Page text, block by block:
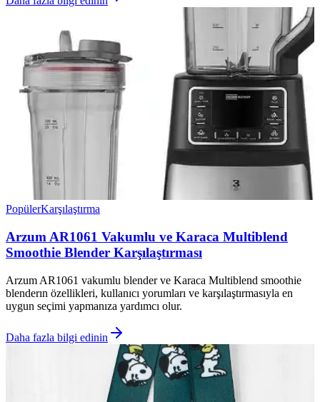
PopülerKarşılaştırma
Arzum AR1061 Vakumlu ve Karaca Multiblend
Smoothie Blender Karşılaştırması
Arzum AR1061 vakumlu blender ve Karaca Multiblend smoothie
blenderın özellikleri, kullanıcı yorumları ve karşılaştırmasıyla en
uygun seçimi yapmanıza yardımcı olur.
Daha fazla bilgi edinin